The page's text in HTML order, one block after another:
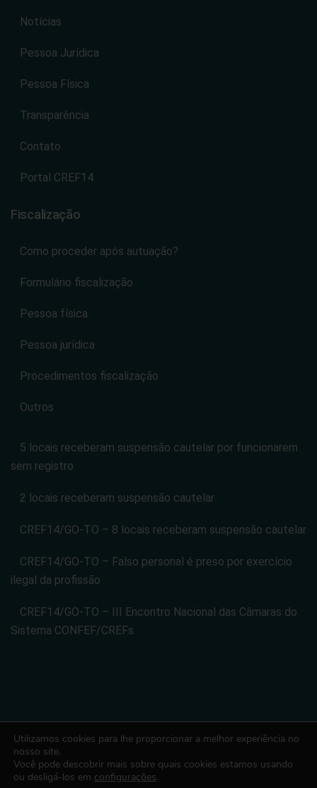
Notícias
Pessoa Jurídica
Pessoa Física
Transparência
Contato
Portal CREF14
Fiscalização
Como proceder após autuação?
Formulário fiscalização
Pessoa física
Pessoa jurídica
Procedimentos fiscalização
Outros
5 locais receberam suspensão cautelar por funcionarem
sem registro
2 locais receberam suspensão cautelar
CREF14/GO-TO – 8 locais receberam suspensão cautelar
CREF14/GO-TO – Falso personal é preso por exercício
ilegal da profissão
CREF14/GO-TO – III Encontro Nacional das Câmaras do
Sistema CONFEF/CREFs
CONSELHO REGIONAL DE EDUCACAO FISICA DA 14 REGIAO -
CREF14/GO-TO. CNPJ: 08.024.822/0001-14
Todos os direitos reservados. Desenvolvido com ♡ por Conexão
Utilizamos cookies para lhe proporcionar a melhor experiência no
nosso site.
Você pode descobrir mais sobre quais cookies estamos usando
ou desligá-los em configurações.